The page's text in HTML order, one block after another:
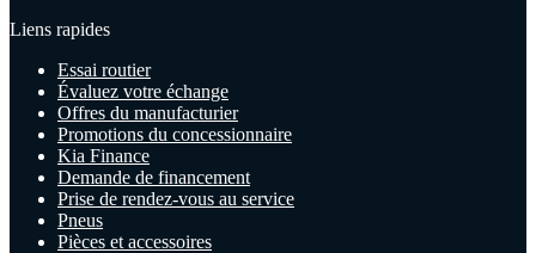
Liens rapides
Essai routier
Évaluez votre échange
Offres du manufacturier
Promotions du concessionnaire
Kia Finance
Demande de financement
Prise de rendez-vous au service
Pneus
Pièces et accessoires